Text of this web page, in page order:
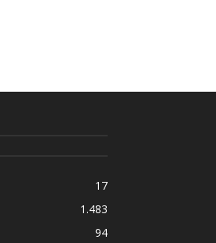
17
1.483
94